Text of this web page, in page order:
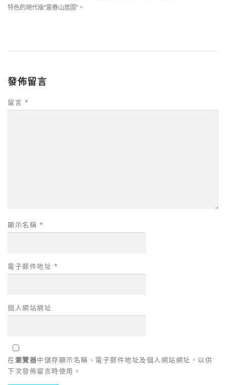
特色的現代版“富春山居圖”。
發佈留言
留言 *
顯示名稱 *
電子郵件地址 *
個人網站網址
在瀏覽器中儲存顯示名稱、電子郵件地址及個人網站網址，以供
下次發佈留言時使用。